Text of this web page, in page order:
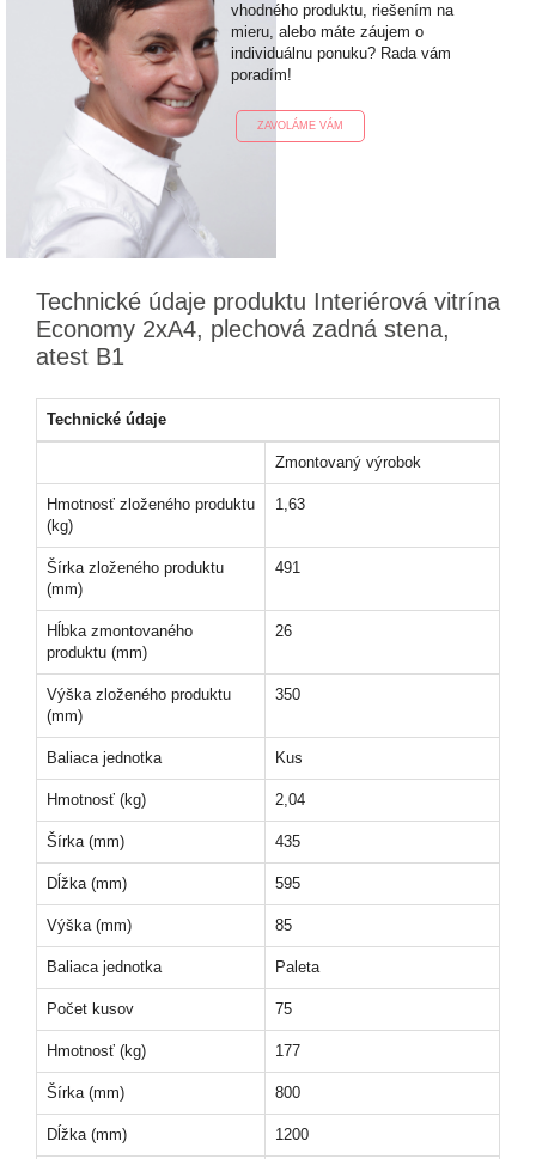
vhodného produktu, riešením na
mieru, alebo máte záujem o
individuálnu ponuku? Rada vám
poradím!
ZAVOLÁME VÁM
Technické údaje produktu Interiérová vitrína
Economy 2xA4, plechová zadná stena,
atest B1
Technické údaje
Zmontovaný výrobok
Hmotnosť zloženého produktu
(kg)
1,63
Šírka zloženého produktu
(mm)
491
Hĺbka zmontovaného
produktu (mm)
26
Výška zloženého produktu
(mm)
350
Baliaca jednotka Kus
Hmotnosť (kg) 2,04
Šírka (mm) 435
Dĺžka (mm) 595
Výška (mm) 85
Baliaca jednotka Paleta
Počet kusov 75
Hmotnosť (kg) 177
Šírka (mm) 800
Dĺžka (mm) 1200